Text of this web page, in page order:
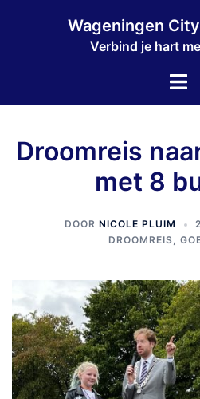
Wageningen
Verbind je hart
Droomreis
met 8
DOOR NICOLE PLUIM
DROOMREIS,